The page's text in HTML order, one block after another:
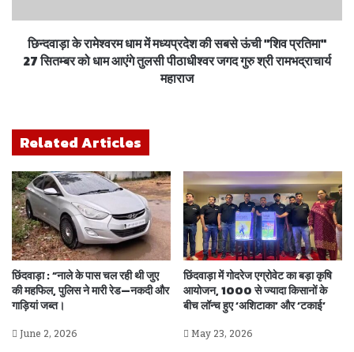
छिन्दवाड़ा के रामेश्वरम धाम में मध्यप्रदेश की सबसे ऊंची "शिव प्रतिमा"
27 सितम्बर को धाम आएंगे तुलसी पीठाधीश्वर जगद गुरु श्री रामभद्राचार्य
महाराज
Related Articles
छिंदवाड़ा : “नाले के पास चल रही थी जुए
की महफिल, पुलिस ने मारी रेड—नकदी और
गाड़ियां जब्त।
June 2, 2026
छिंदवाड़ा में गोदरेज एग्रोवेट का बड़ा कृषि
आयोजन, 1000 से ज्यादा किसानों के
बीच लॉन्च हुए ‘अशिटाका’ और ‘टकाई’
May 23, 2026